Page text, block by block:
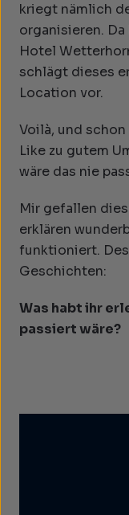
kriegt nämlich
organisieren.
Hotel
schlägt dieses
Location vor.
Voilà, und
Like zu gutem
wäre das nie
Mir gefallen
erklären
funktioniert.
Geschichten:
Was habt ihr
passiert wäre?